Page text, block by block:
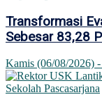
Transformasi
Sebesar 83,28
Kamis (06/08/2026)